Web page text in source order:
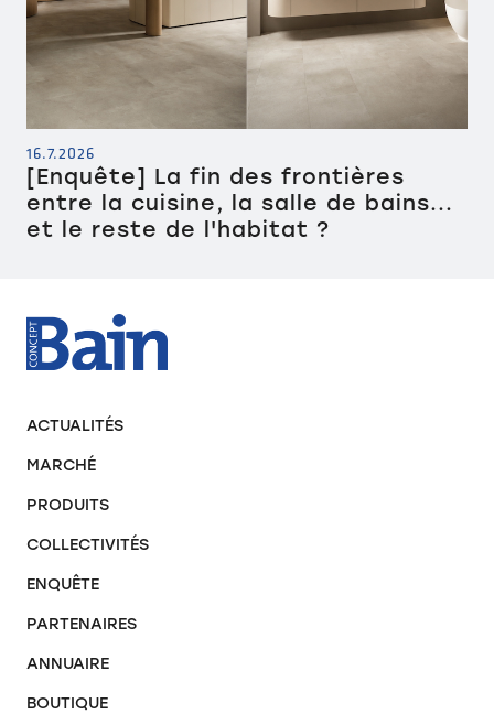
16.7.2026
[Enquête] La fin des frontières
entre la cuisine, la salle de bains...
et le reste de l'habitat ?
ACTUALITÉS
MARCHÉ
PRODUITS
COLLECTIVITÉS
ENQUÊTE
PARTENAIRES
ANNUAIRE
BOUTIQUE